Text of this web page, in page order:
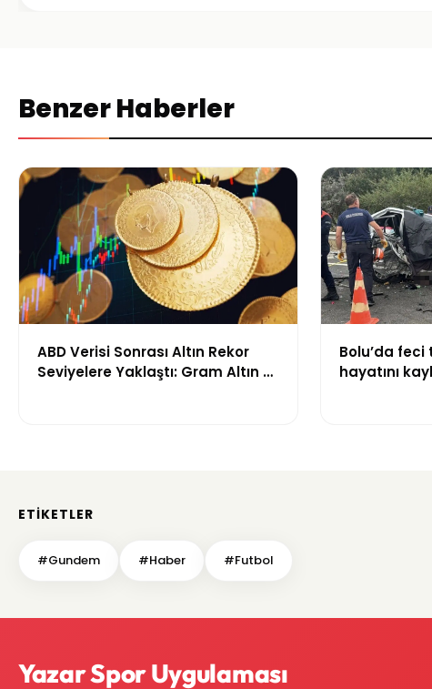
Benzer Haberler
ABD Verisi Sonrası Altın Rekor
Seviyelere Yaklaştı: Gram Altın 6
Bolu’da feci
hayatını
ETIKETLER
#Gundem #Haber #Futbol
Yazar Spor Uygulaması